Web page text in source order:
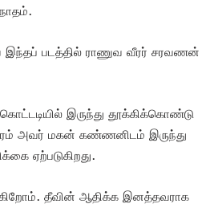
இந்தப் படத்தில் ராணுவ வீரர் சரவணன்
இருந்து தூக்கிக்கொண்டு
அவர் மகன் கண்ணனிடம் இருந்து
ஏற்படுகிறது.
தீவின் ஆதிக்க இனத்தவராக